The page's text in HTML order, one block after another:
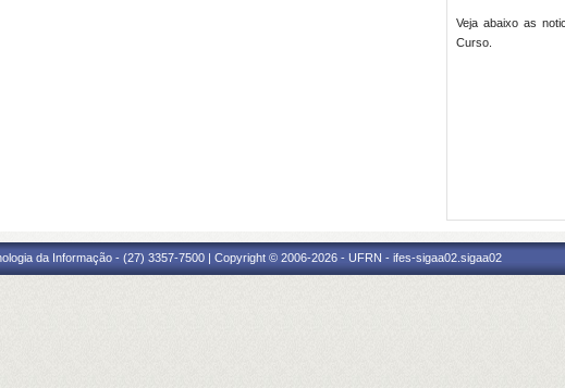
Veja abaixo as
Curso.
da Informação - (27) 3357-7500 | Copyright © 2006-2026 - UFRN - ifes-sigaa02.sigaa02